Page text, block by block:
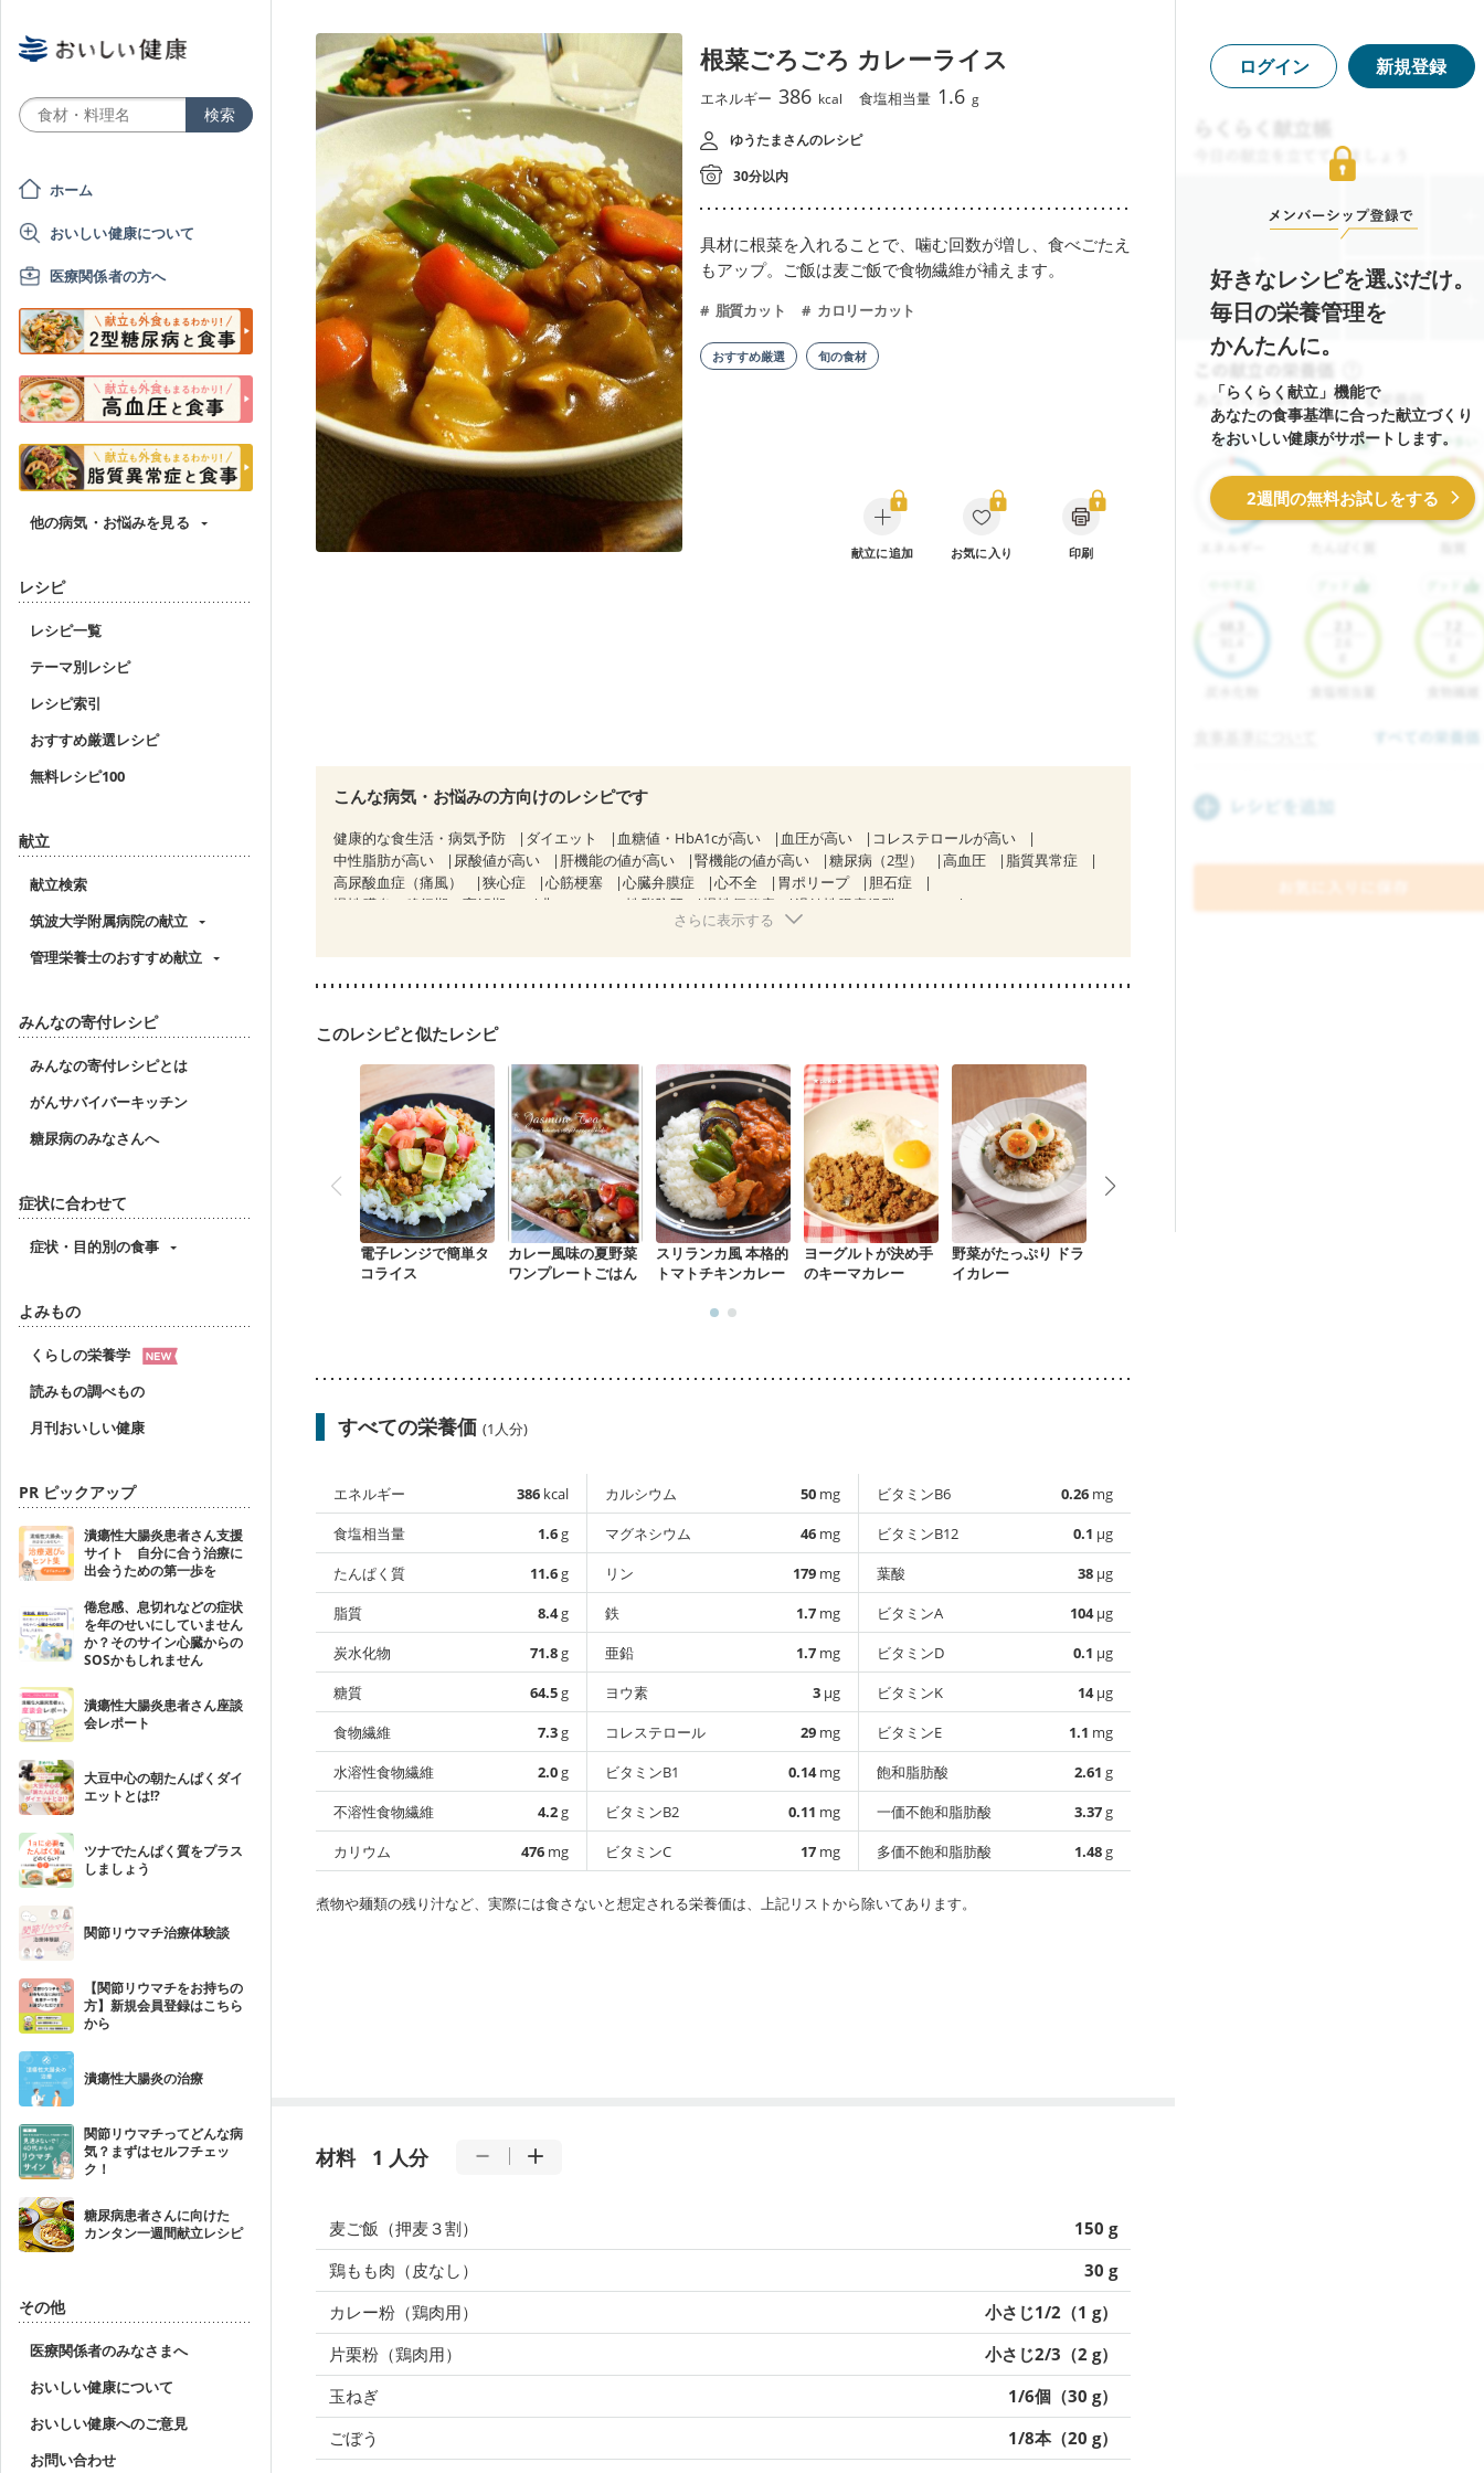
ホーム
おいしい健康について
医療関係者の方へ
他の病気・お悩みを見る
レシピ
レシピ一覧
テーマ別レシピ
レシピ索引
おすすめ厳選レシピ
無料レシピ100
献立
献立検索
筑波大学附属病院の献立
管理栄養士のおすすめ献立
みんなの寄付レシピ
みんなの寄付レシピとは
がんサバイバーキッチン
糖尿病のみなさんへ
症状に合わせて
症状・目的別の食事
よみもの
くらしの栄養学
読みもの調べもの
月刊おいしい健康
PR ピックアップ
潰瘍性大腸炎患者さん支援
サイト 自分に合う治療に
出会うための第一歩を
倦怠感、息切れなどの症状
を年のせいにしていません
か？そのサイン心臓からの
SOSかもしれません
潰瘍性大腸炎患者さん座談
会レポート
大豆中心の朝たんぱくダイ
エットとは!?
ツナでたんぱく質をプラス
しましょう
関節リウマチ治療体験談
【関節リウマチをお持ちの
方】新規会員登録はこちら
から
潰瘍性大腸炎の治療
関節リウマチってどんな病
気？まずはセルフチェッ
ク！
糖尿病患者さんに向けた
カンタン一週間献立レシピ
その他
医療関係者のみなさまへ
おいしい健康について
おいしい健康へのご意見
お問い合わせ
根菜ごろごろ カレーライス
エネルギー 386 kcal 食塩相当量 1.6 g
ゆうたまさんのレシピ
30分以内
具材に根菜を入れることで、噛む回数が増し、食べごたえ
もアップ。ご飯は麦ご飯で食物繊維が補えます。
脂質カット カロリーカット
おすすめ厳選 旬の食材
献立に追加 お気に入り 印刷
こんな病気・お悩みの方向けのレシピです
健康的な食生活・病気予防 ダイエット 血糖値・HbA1cが高い 血圧が高い
コレステロールが高い
中性脂肪が高い
尿酸値が高い 肝機能の値が高い 腎機能の値が高い 糖尿病（2型） 高血圧
脂質異常症
高尿酸血症（痛風）
狭心症 心筋梗塞 心臓弁膜症 心不全 胃ポリープ
胆石症
慢性膵炎（移行期・寛解期）
非アルコール性脂肪肝 慢性便秘症
過敏性腸症候群（IBS）
糖尿病性腎症（第２期）
産後（ミルク）
骨折 骨粗しょう症 関節リウマチ 低栄養予防 貧血対策 ニキビ・肌荒れ 妊活中 更年期
さらに表示する
このレシピと似たレシピ
電子レンジで簡単タ
コライス
カレー風味の夏野菜
ワンプレートごはん
スリランカ風 本格的
トマトチキンカレー
ヨーグルトが決め手
のキーマカレー
野菜がたっぷり ドラ
イカレー
すべての栄養価 (1人分)
エネルギー 386 kcal
食塩相当量
1.6g
たんぱく質
11.6g
脂質
8.4g
炭水化物
71.8g
糖質
64.5g
食物繊維
7.3g
水溶性食物繊維
2.0g
不溶性食物繊維
4.2g
カリウム
476 mg
カルシウム 50 mg
マグネシウム
46 mg
リン
179 mg
鉄
1.7 mg
亜鉛
1.7 mg
ヨウ素
3 µg
コレステロール
29 mg
ビタミンB1
0.14mg
ビタミンB2
0.11 mg
ビタミンC
17 mg
ビタミンB6 0.26 mg
ビタミンB12
0.1 µg
葉酸
38 µg
ビタミンA
104µg
ビタミンD
0.1 µg
ビタミンK
14µg
ビタミンE
1.1 mg
飽和脂肪酸
2.61 g
一価不飽和脂肪酸
3.37g
多価不飽和脂肪酸
1.48g
煮物や麺類の残り汁など、実際には食さないと想定される栄養価は、上記リストから除いてあります。
材料 1 人分
麦ご飯（押麦３割）
150 g
鶏もも肉（皮なし）
30 g
カレー粉（鶏肉用）
小さじ1/2（1 g）
片栗粉（鶏肉用）
小さじ2/3（2 g）
玉ねぎ
1/6個（30 g）
ごぼう
1/8本（20 g）
ログイン 新規登録
好きなレシピを選ぶだけ。
毎日の栄養管理を
かんたんに。
「らくらく献立」機能で
あなたの食事基準に合った献立づくり
をおいしい健康がサポートします。
2週間の無料お試しをする